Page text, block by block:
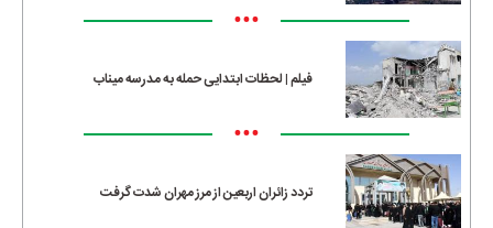
•••
فیلم | لحظات ابتدایی حمله به مدرسه میناب
•••
تردد زائران اربعین از مرز مهران شدت گرفت